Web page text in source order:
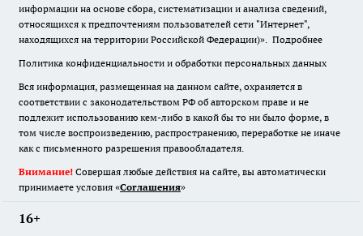
информации на основе сбора, систематизации и анализа сведений,
относящихся к предпочтениям пользователей сети "Интернет",
находящихся на территории Российской Федерации)». Подробнее
Политика конфиденциальности и обработки персональных данных
Вся информация, размещенная на данном сайте, охраняется в
соответствии с законодательством РФ об авторском праве и не
подлежит использованию кем-либо в какой бы то ни было форме, в
том числе воспроизведению, распространению, переработке не иначе
как с письменного разрешения правообладателя.
Внимание! Совершая любые действия на сайте, вы автоматически
принимаете условия «Cоглашения»
16+